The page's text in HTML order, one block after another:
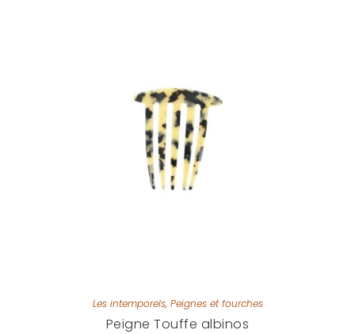
Les intemporels, Peignes et fourches
Peigne Touffe albinos